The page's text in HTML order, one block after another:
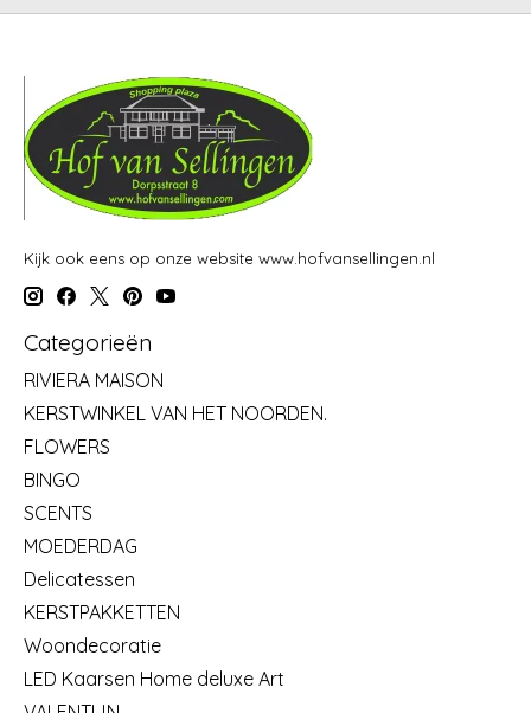
Kijk ook eens op onze website www.hofvansellingen.nl
Categorieën
RIVIERA MAISON
KERSTWINKEL VAN HET NOORDEN.
FLOWERS
BINGO
SCENTS
MOEDERDAG
Delicatessen
KERSTPAKKETTEN
Woondecoratie
LED Kaarsen Home deluxe Art